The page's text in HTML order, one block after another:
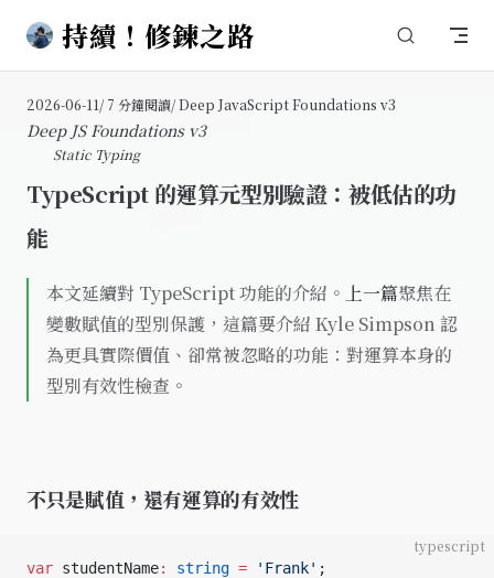
Skip to content
持續！修鍊之路
2026-06-11/ 7 分鐘閱讀/ Deep JavaScript Foundations v3
Deep JS Foundations v3
Static Typing
TypeScript 的運算元型別驗證：被低估的功
能
本文延續對 TypeScript 功能的介紹。 上一篇聚焦在
變數賦值的型別保護，這篇要介紹 Kyle Simpson 認
為更具實際價值、卻常被忽略的功能：對運算本身的
型別有效性檢查。
不只是賦值，還有運算的有效性
typescript
var studentName: string = 'Frank' ;